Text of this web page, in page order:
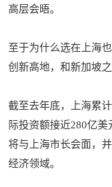
高层会晤。
至于为什么选在上海
创新高地，和新加坡
截至去年底，上海累
际投资额接近280亿
将与上海市长会面，
经济领域。